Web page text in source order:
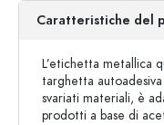
Caratteristiche del
L’etichetta metallica
targhetta
svariati materiali, è
prodotti a base di